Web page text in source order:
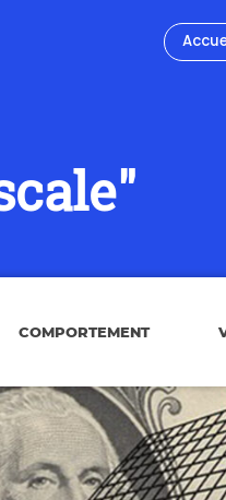
COMPORTEMENT